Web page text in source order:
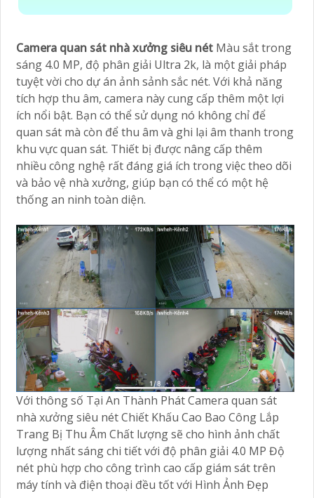
Camera quan sát nhà xưởng siêu nét Màu sắt trong
sáng 4.0 MP, độ phân giải Ultra 2k, là một giải pháp
tuyệt vời cho dự án ảnh sảnh sắc nét. Với khả năng
tích hợp thu âm, camera này cung cấp thêm một lợi
ích nổi bật. Bạn có thể sử dụng nó không chỉ để
quan sát mà còn để thu âm và ghi lại âm thanh trong
khu vực quan sát. Thiết bị được nâng cấp thêm
nhiều công nghệ rất đáng giá ích trong việc theo dõi
và bảo vệ nhà xưởng, giúp bạn có thể có một hệ
thống an ninh toàn diện.
Với thông số Tại An Thành Phát Camera quan sát
nhà xưởng siêu nét Chiết Khấu Cao Bao Công Lắp
Trang Bị Thu Âm Chất lượng sẽ cho hình ảnh chất
lượng nhất sáng chi tiết với độ phân giải 4.0 MP Độ
nét phù hợp cho công trình cao cấp giám sát trên
máy tính và điện thoại đều tốt với Hình Ảnh Đẹp